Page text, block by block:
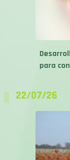
para
22/07/26